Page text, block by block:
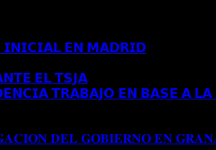
𝗘𝗡 𝗠𝗔𝗗𝗥𝗜𝗗
𝗘𝗟 𝗧𝗦𝗝𝗔
𝗧𝗥𝗔𝗕𝗔𝗝𝗢 𝗘𝗡 𝗕𝗔𝗦𝗘 𝗔
𝐃𝐄𝐋 𝐆𝐎𝐁𝐈𝐄𝐑𝐍𝐎 𝐄𝐍